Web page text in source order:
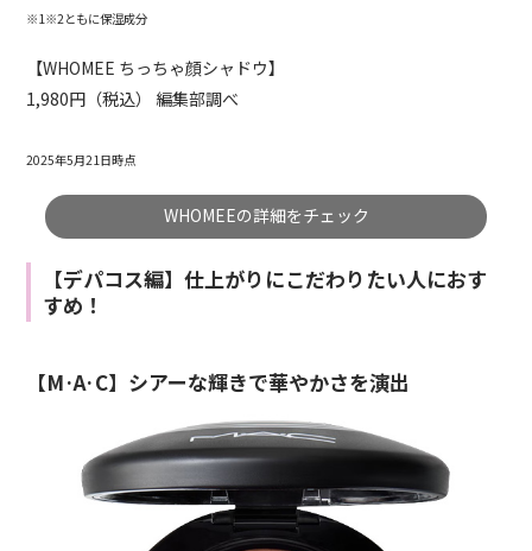
※1※2ともに保湿成分
【WHOMEE ちっちゃ顔シャドウ】
1,980円（税込） 編集部調べ
2025年5月21日時点
WHOMEEの詳細をチェック
【デパコス編】仕上がりにこだわりたい人におす
すめ！
【M·A·C】シアーな輝きで華やかさを演出